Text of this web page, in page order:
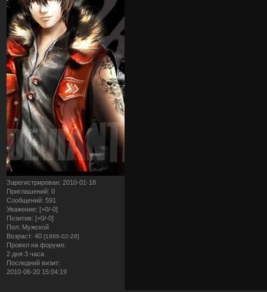
Зарегистрирован: 2010-01-18
Приглашений: 0
Сообщений: 591
Уважение: [+0/-0]
Позитив: [+0/-0]
Пол: Мужской
Возраст: 40 [1986-02-28]
Провел на форуме:
2 дня 3 часа
Последний визит:
2010-06-20 15:04:19